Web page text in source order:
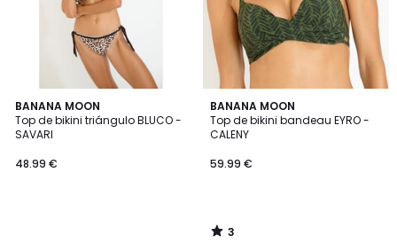
BANANA MOON
Top de bikini triángulo BLUCO -
SAVARI
48.99 €
BANANA MOON
Top de bikini bandeau EYRO -
CALENY
59.99 €
3
/
5
3
/